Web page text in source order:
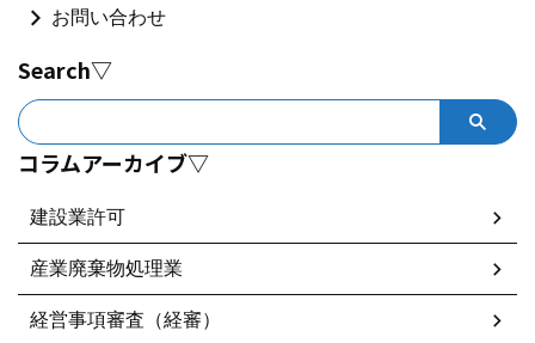
お問い合わせ
Search▽
コラムアーカイブ▽
建設業許可
産業廃棄物処理業
経営事項審査（経審）